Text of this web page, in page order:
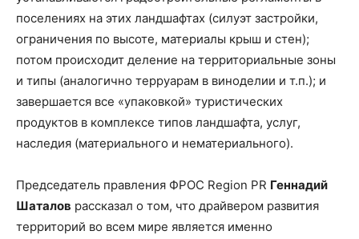
поселениях на этих ландшафтах (силуэт застройки,
ограничения по высоте, материалы крыш и стен);
потом происходит деление на территориальные зоны
и типы (аналогично терруарам в виноделии и т.п.); и
завершается все «упаковкой» туристических
продуктов в комплексе типов ландшафта, услуг,
наследия (материального и нематериального).
Председатель правления ФРОС Region PR Геннадий
Шаталов рассказал о том, что драйвером развития
территорий во всем мире является именно